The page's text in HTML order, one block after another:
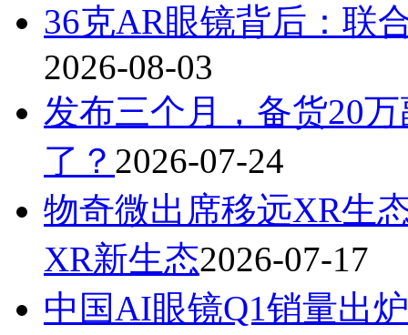
36克AR眼镜背后：联
2026-08-03
发布三个月，备货20
了？ 2026-07-24
物奇微出席移远XR生
XR新生态2026-07-17
中国AI眼镜Q1销量出